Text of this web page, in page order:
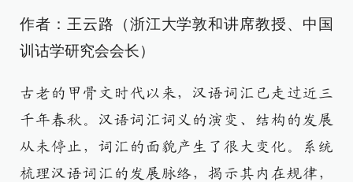
作者：王云路（浙江大学敦和讲席教授、中国
训诂学研究会会长）
古老的甲骨文时代以来，汉语词汇已走过近三
千年春秋。汉语词汇词义的演变、结构的发展
从未停止，词汇的面貌产生了很大变化。系统
梳理汉语词汇的发展脉络，揭示其内在规律，